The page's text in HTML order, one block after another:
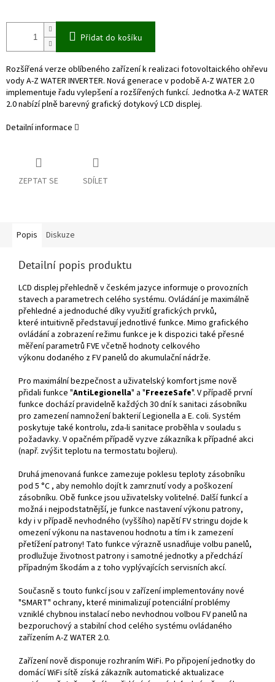
Přidat do košíku
Rozšířená verze oblíbeného zařízení k realizaci fotovoltaického ohřevu
vody A-Z WATER INVERTER. Nová generace v podobě A-Z WATER 2.0
implementuje řadu vylepšení a rozšířených funkcí. Jednotka A-Z WATER
2.0 nabízí plně barevný grafický dotykový LCD displej.
Detailní informace
ZEPTAT SE SDÍLET
Popis Diskuze
Detailní popis produktu
LCD displej přehledně v českém jazyce informuje o provozních
stavech a parametrech celého systému. Ovládání je maximálně
přehledné a jednoduché díky využití grafických prvků,
které intuitivně představují jednotlivé funkce. Mimo grafického
ovládání a zobrazení režimu funkce je k dispozici také přesné
měření parametrů FVE včetně hodnoty celkového
výkonu dodaného z FV panelů do akumulační nádrže.
Pro maximální bezpečnost a uživatelský komfort jsme nově
přidali funkce "AntiLegionella" a "FreezeSafe". V případě první
funkce dochází pravidelně každých 30 dní k sanitaci zásobníku
pro zamezení namnožení bakterií Legionella a E. coli. Systém
poskytuje také kontrolu, zda-li sanitace proběhla v souladu s
požadavky. V opačném případě vyzve zákazníka k případné akci
(např. zvýšit teplotu na termostatu bojleru).
Druhá jmenovaná funkce zamezuje poklesu teploty zásobníku
pod 5 °C , aby nemohlo dojít k zamrznutí vody a poškození
zásobníku. Obě funkce jsou uživatelsky volitelné. Další funkcí a
možná i nejpodstatnější, je funkce nastavení výkonu patrony,
kdy i v případě nevhodného (vyššího) napětí FV stringu dojde k
omezení výkonu na nastavenou hodnotu a tím i k zamezení
přetížení patrony! Tato funkce výrazně usnadňuje volbu panelů,
prodlužuje životnost patrony i samotné jednotky a předchází
případným škodám a z toho vyplývajících servisních akcí.
Současně s touto funkcí jsou v zařízení implementovány nové
"SMART" ochrany, které minimalizují potenciální problémy
vzniklé chybnou instalací nebo nevhodnou volbou FV panelů na
bezporuchový a stabilní chod celého systému ovládaného
zařízením A-Z WATER 2.0.
Zařízení nově disponuje rozhraním WiFi. Po připojení jednotky do
domácí WiFi sítě získá zákazník automatické aktualizace